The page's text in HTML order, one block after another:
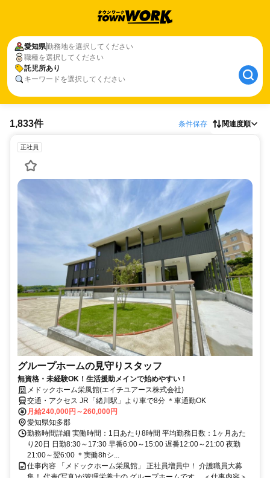
愛知県勤務地を選択してください
職種を選択してください
託児所あり
キーワードを選択してください
1,833件 条件保存 関連度順
正社員
グループホームの見守りスタッフ
無資格・未経験OK！生活援助メインで始めやすい！
メドックホーム栄風館(エイチユアース株式会社)
交通・アクセス JR「緒川駅」より車で8分 ＊車通勤OK
月給240,000円～260,000円
愛知県知多郡
勤務時間詳細 実働時間：1日あたり8時間 平均勤務日数：1ヶ月あた
り20日 日勤8:30～17:30 早番6:00～15:00 遅番12:00～21:00 夜勤
21:00～翌6:00 ＊実働8hシ...
仕事内容 「メドックホーム栄風館」 正社員増員中！ 介護職員大募